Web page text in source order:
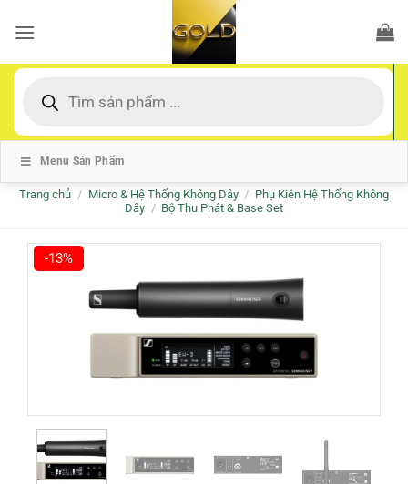
qua
dung
kiếm
Menu Sản Phẩm
Trang chủ / Micro & Hệ Thống Không Dây / Phụ Kiện Hệ Thống Không
Dây / Bộ Thu Phát & Base Set
-13%